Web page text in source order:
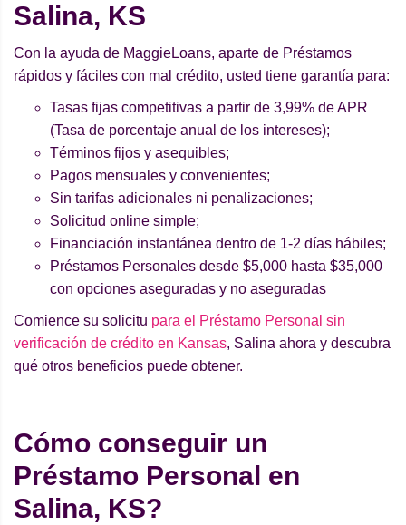
Salina, KS
Con la ayuda de MaggieLoans, aparte de Préstamos
rápidos y fáciles con mal crédito, usted tiene garantía para:
Tasas fijas competitivas a partir de 3,99% de APR
(Tasa de porcentaje anual de los intereses);
Términos fijos y asequibles;
Pagos mensuales y convenientes;
Sin tarifas adicionales ni penalizaciones;
Solicitud online simple;
Financiación instantánea dentro de 1-2 días hábiles;
Préstamos Personales desde $5,000 hasta $35,000
con opciones aseguradas y no aseguradas
Comience su solicitu para el Préstamo Personal sin
verificación de crédito en Kansas, Salina ahora y descubra
qué otros beneficios puede obtener.
Cómo conseguir un
Préstamo Personal en
Salina, KS?